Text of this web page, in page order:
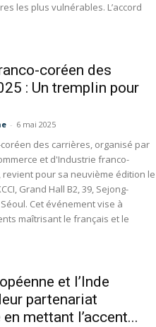
les plus vulnérables. L’accord
coréen des
: Un tremplin pour
- 6 mai 2025
des carrières, organisé par
et d'Industrie franco-
revient pour sa neuvième édition le
Grand Hall B2, 39, Sejong-
Cet événement vise à
maîtrisant le français et le
et l’Inde
partenariat
mettant l’accent...